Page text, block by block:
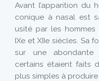
Avant l’apparition du
conique à nasal est
usité par les hommes
IXe et XIIe siècles. Sa
sur une abondante
certains étaient faits
plus simples à